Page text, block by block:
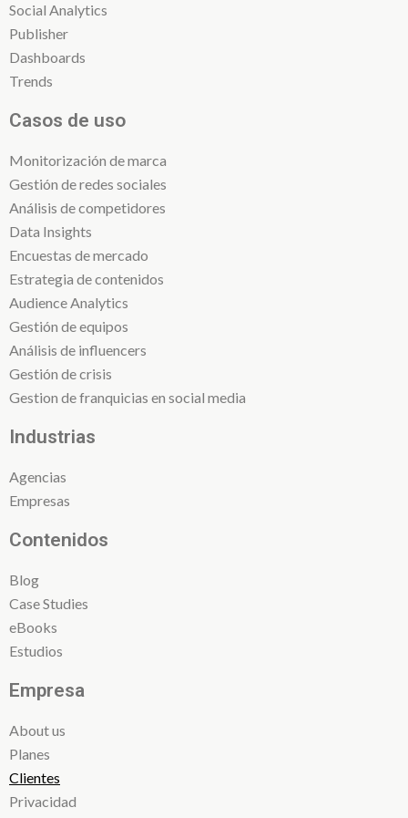
Social Analytics
Publisher
Dashboards
Trends
Casos de uso
Monitorización de marca
Gestión de redes sociales
Análisis de competidores
Data Insights
Encuestas de mercado
Estrategia de contenidos
Audience Analytics
Gestión de equipos
Análisis de influencers
Gestión de crisis
Gestion de franquicias en social media
Industrias
Agencias
Empresas
Contenidos
Blog
Case Studies
eBooks
Estudios
Empresa
About us
Planes
Clientes
Privacidad